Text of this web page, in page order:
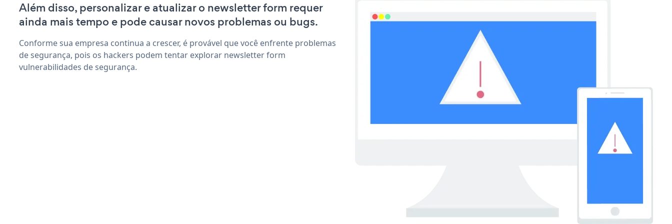
Além disso, personalizar e atualizar o newsletter form requer
ainda mais tempo e pode causar novos problemas ou bugs.
Conforme sua empresa continua a crescer, é provável que você enfrente problemas
de segurança, pois os hackers podem tentar explorar newsletter form
vulnerabilidades de segurança.